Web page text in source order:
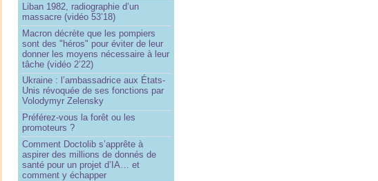
Liban 1982, radiographie d’un
massacre (vidéo 53’18)
Macron décrète que les pompiers
sont des "héros" pour éviter de leur
donner les moyens nécessaire à leur
tâche (vidéo 2’22)
Ukraine : l’ambassadrice aux États-
Unis révoquée de ses fonctions par
Volodymyr Zelensky
Préférez-vous la forêt ou les
promoteurs ?
Comment Doctolib s’apprête à
aspirer des millions de donnés de
santé pour un projet d’IA… et
comment y échapper